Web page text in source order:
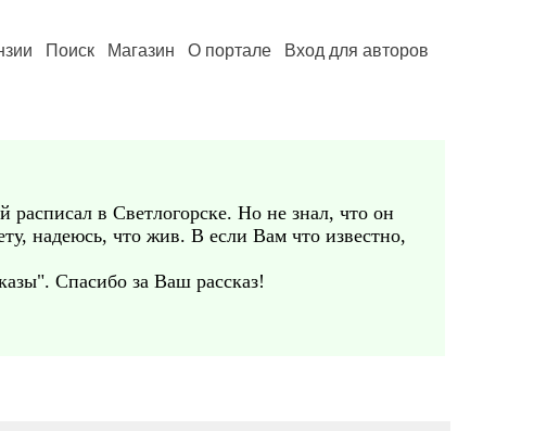
Поиск Магазин О портале Вход для авторов
в Светлогорске. Но не знал, что он
надеюсь, что жив. В если Вам что известно,
Спасибо за Ваш рассказ!